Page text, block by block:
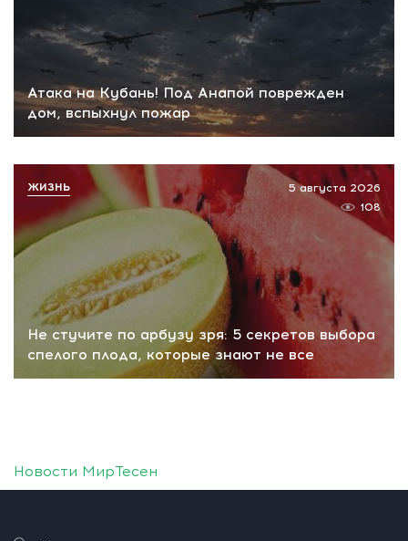
Атака на Кубань! Под Анапой поврежден
дом, вспыхнул пожар
Не стучите по арбузу зря: 5 секретов выбора
спелого плода, которые знают не все
5 августа 2026
108
ЖИЗНЬ
Новости МирТесен